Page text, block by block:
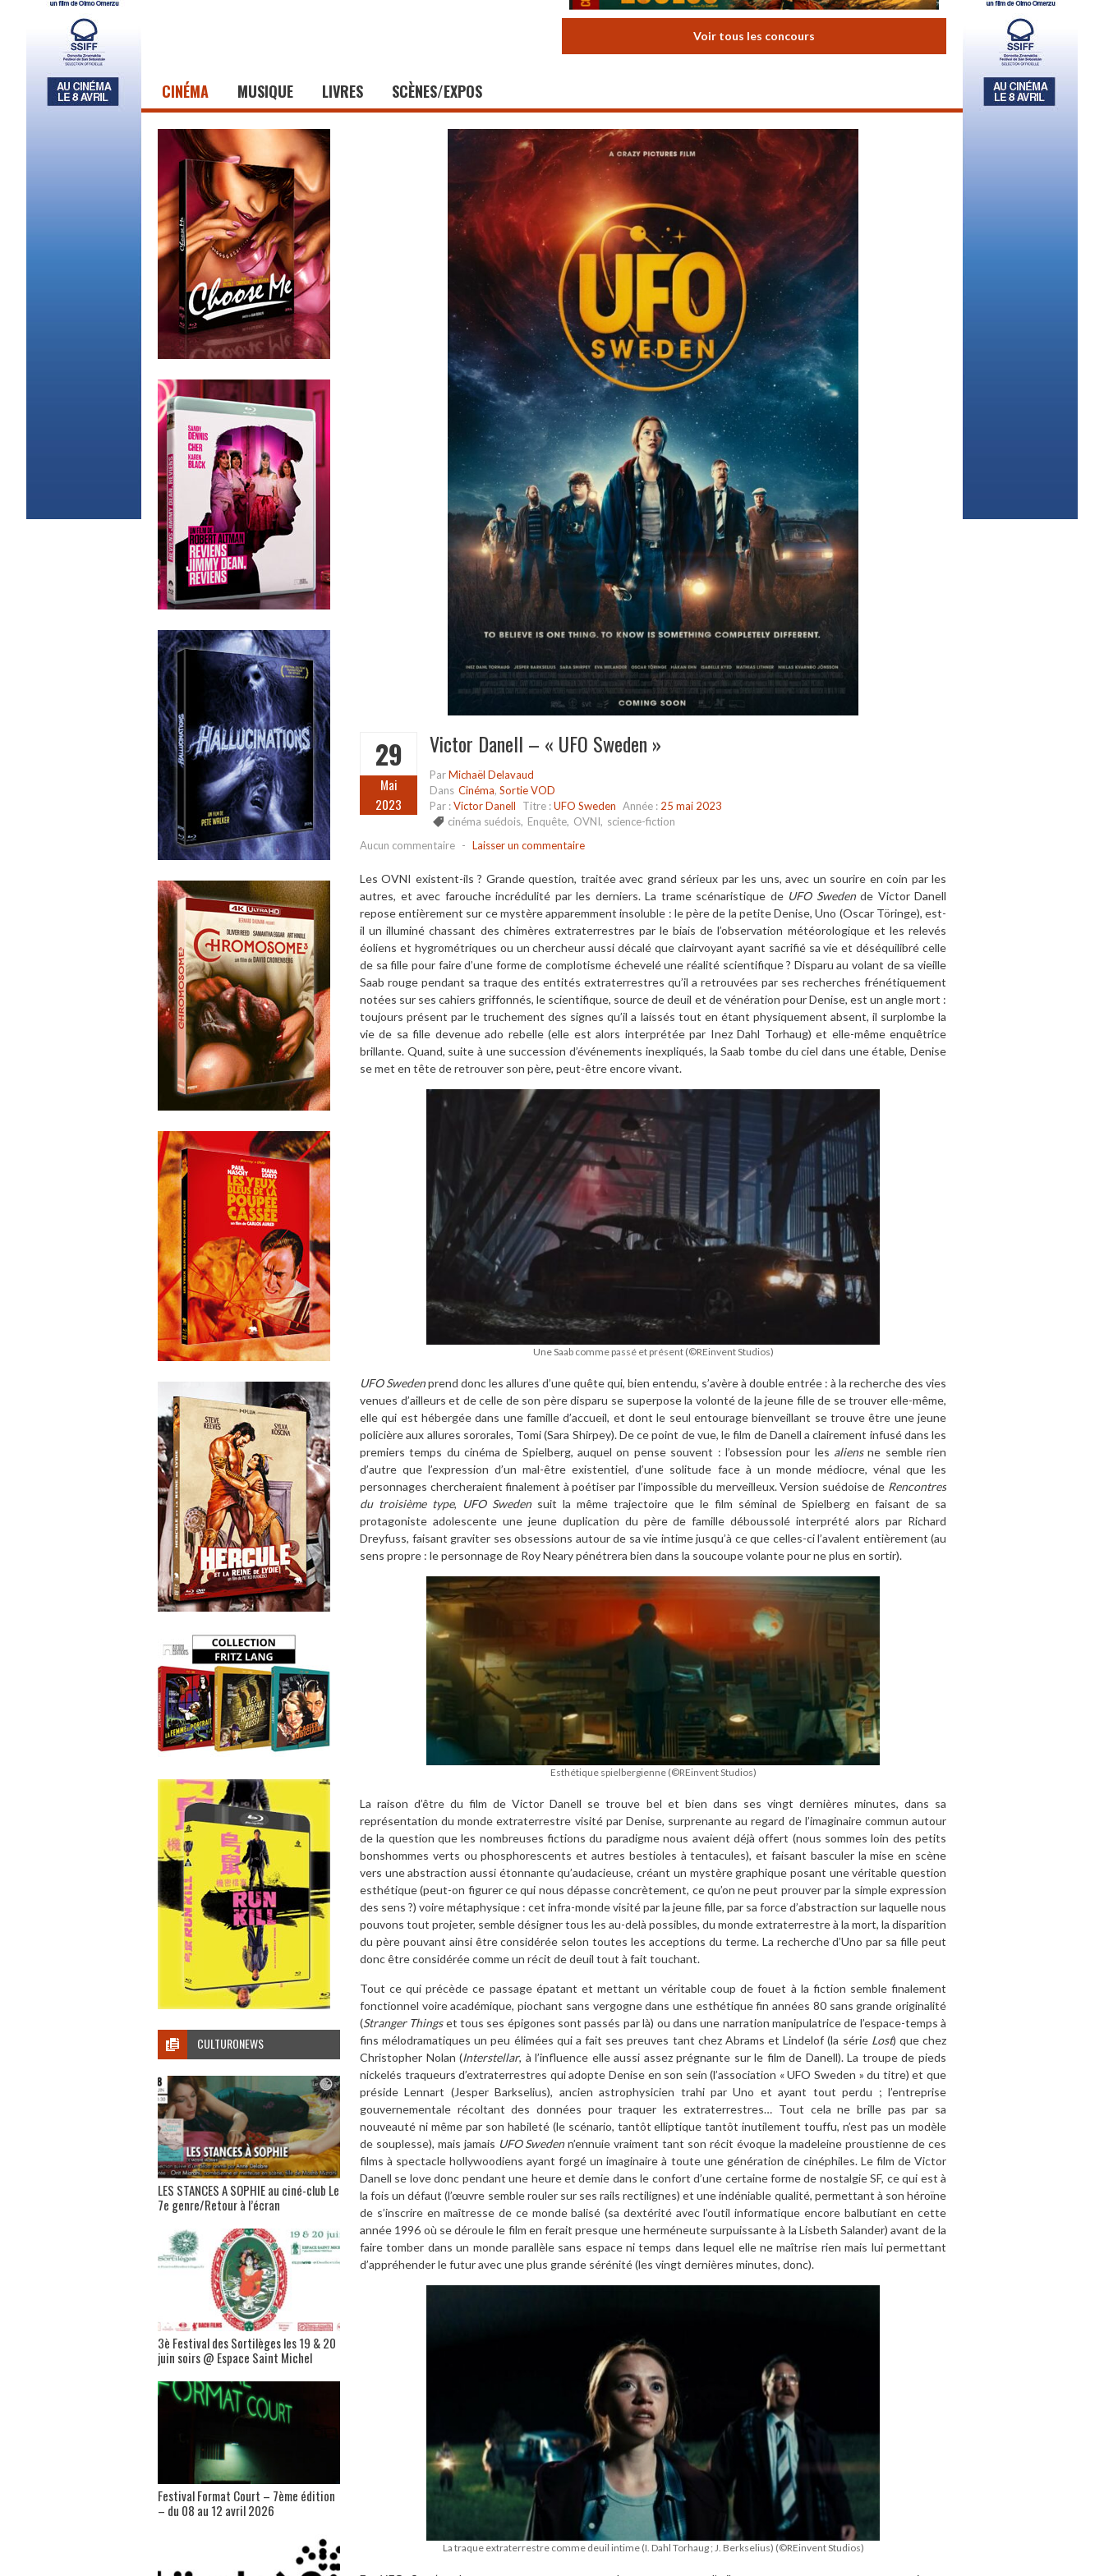
Voir tous les concours
CINÉMA MUSIQUE LIVRES SCÈNES/EXPOS
29
Mai
2023
Victor Danell – « UFO Sweden »
ParMichaël Delavaud
Dans Cinéma, Sortie VOD
Par :Victor Danell Titre :UFO Sweden Année : 25 mai 2023
cinéma suédois, Enquête, OVNI, science-fiction
Aucun commentaire - Laisser un commentaire
Les OVNI existent-ils ? Grande question, traitée avec grand sérieux par les uns, avec un sourire en coin par les
autres, et avec farouche incrédulité par les derniers. La trame scénaristique de UFO Sweden de Victor Danell
repose entièrement sur ce mystère apparemment insoluble : le père de la petite Denise, Uno (Oscar Töringe), est-
il un illuminé chassant des chimères extraterrestres par le biais de l’observation météorologique et les relevés
éoliens et hygrométriques ou un chercheur aussi décalé que clairvoyant ayant sacrifié sa vie et déséquilibré celle
de sa fille pour faire d’une forme de complotisme échevelé une réalité scientifique ? Disparu au volant de sa vieille
Saab rouge pendant sa traque des entités extraterrestres qu’il a retrouvées par ses recherches frénétiquement
notées sur ses cahiers griffonnés, le scientifique, source de deuil et de vénération pour Denise, est un angle mort :
toujours présent par le truchement des signes qu’il a laissés tout en étant physiquement absent, il surplombe la
vie de sa fille devenue ado rebelle (elle est alors interprétée par Inez Dahl Torhaug) et elle-même enquêtrice
brillante. Quand, suite à une succession d’événements inexpliqués, la Saab tombe du ciel dans une étable, Denise
se met en tête de retrouver son père, peut-être encore vivant.
Une Saab comme passé et présent (©REinvent Studios)
UFO Swedenprend donc les allures d’une quête qui, bien entendu, s’avère à double entrée : à la recherche des vies
venues d’ailleurs et de celle de son père disparu se superpose la volonté de la jeune fille de se trouver elle-même,
elle qui est hébergée dans une famille d’accueil, et dont le seul entourage bienveillant se trouve être une jeune
policière aux allures sororales, Tomi (Sara Shirpey). De ce point de vue, le film de Danell a clairement infusé dans les
premiers temps du cinéma de Spielberg, auquel on pense souvent : l’obsession pour les aliensne semble rien
d’autre que l’expression d’un mal-être existentiel, d’une solitude face à un monde médiocre, vénal que les
personnages chercheraient finalement à poétiser par l’impossible du merveilleux. Version suédoise de Rencontres
du troisième type, UFO Swedensuit la même trajectoire que le film séminal de Spielberg en faisant de sa
protagoniste adolescente une jeune duplication du père de famille déboussolé interprété alors par Richard
Dreyfuss, faisant graviter ses obsessions autour de sa vie intime jusqu’à ce que celles-ci l’avalent entièrement (au
sens propre : le personnage de Roy Neary pénétrera bien dans la soucoupe volante pour ne plus en sortir).
Esthétique spielbergienne (©REinvent Studios)
La raison d’être du film de Victor Danell se trouve bel et bien dans ses vingt dernières minutes, dans sa
représentation du monde extraterrestre visité par Denise, surprenante au regard de l’imaginaire commun autour
de la question que les nombreuses fictions du paradigme nous avaient déjà offert (nous sommes loin des petits
bonshommes verts ou phosphorescents et autres bestioles à tentacules), et faisant basculer la mise en scène
vers une abstraction aussi étonnante qu’audacieuse, créant un mystère graphique posant une véritable question
esthétique (peut-on figurer ce qui nous dépasse concrètement, ce qu’on ne peut prouver par la simple expression
des sens ?) voire métaphysique : cet infra-monde visité par la jeune fille, par sa force d’abstraction sur laquelle nous
pouvons tout projeter, semble désigner tous les au-delà possibles, du monde extraterrestre à la mort, la disparition
du père pouvant ainsi être considérée selon toutes les acceptions du terme. La recherche d’Uno par sa fille peut
donc être considérée comme un récit de deuil tout à fait touchant.
Tout ce qui précède ce passage épatant et mettant un véritable coup de fouet à la fiction semble finalement
fonctionnel voire académique, piochant sans vergogne dans une esthétique fin années 80 sans grande originalité
(Stranger Thingset tous ses épigones sont passés par là) ou dans une narration manipulatrice de l’espace-temps à
fins mélodramatiques un peu élimées qui a fait ses preuves tant chez Abrams et Lindelof (la série Lost) que chez
Christopher Nolan (Interstellar, à l’influence elle aussi assez prégnante sur le film de Danell). La troupe de pieds
nickelés traqueurs d’extraterrestres qui adopte Denise en son sein (l’association « UFO Sweden » du titre) et que
préside Lennart (Jesper Barkselius), ancien astrophysicien trahi par Uno et ayant tout perdu ; l’entreprise
gouvernementale récoltant des données pour traquer les extraterrestres… Tout cela ne brille pas par sa
nouveauté ni même par son habileté (le scénario, tantôt elliptique tantôt inutilement touffu, n’est pas un modèle
de souplesse), mais jamais UFO Swedenn’ennuie vraiment tant son récit évoque la madeleine proustienne de ces
films à spectacle hollywoodiens ayant forgé un imaginaire à toute une génération de cinéphiles. Le film de Victor
Danell se love donc pendant une heure et demie dans le confort d’une certaine forme de nostalgie SF, ce qui est à
la fois un défaut (l’œuvre semble rouler sur ses rails rectilignes) et une indéniable qualité, permettant à son héroïne
de s’inscrire en maîtresse de ce monde balisé (sa dextérité avec l’outil informatique encore balbutiant en cette
année 1996 où se déroule le film en ferait presque une herméneute surpuissante à la Lisbeth Salander) avant de la
faire tomber dans un monde parallèle sans espace ni temps dans lequel elle ne maîtrise rien mais lui permettant
d’appréhender le futur avec une plus grande sérénité (les vingt dernières minutes, donc).
La traque extraterrestre comme deuil intime (I. Dahl Torhaug ; J. Berkselius) (©REinvent Studios)
CULTURONEWS
LES STANCES A SOPHIE au ciné-club Le
7e genre/Retour à l’écran
3è Festival des Sortilèges les 19 & 20
juin soirs @ Espace Saint Michel
Festival Format Court – 7ème édition
– du 08 au 12 avril 2026